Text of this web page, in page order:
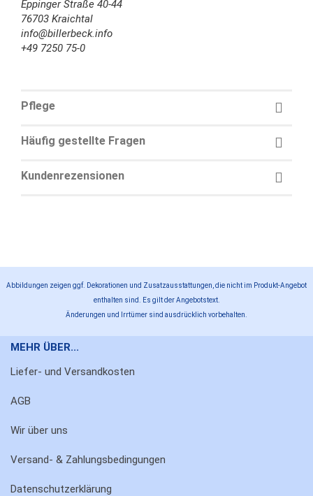
Eppinger Straße 40-44
76703 Kraichtal
info@billerbeck.info
+49 7250 75-0
Pflege
Häufig gestellte Fragen
Kundenrezensionen
Abbildungen zeigen ggf. Dekorationen und Zusatzausstattungen, die nicht im Produkt-Angebot
enthalten sind. Es gilt der Angebotstext.
Änderungen und Irrtümer sind ausdrücklich vorbehalten.
MEHR ÜBER...
Liefer- und Versandkosten
AGB
Wir über uns
Versand- & Zahlungsbedingungen
Datenschutzerklärung